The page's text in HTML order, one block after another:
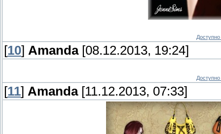
[10] Amanda[08.12.2013, 19:24]
[11] Amanda[11.12.2013, 07:33]